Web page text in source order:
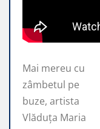
Mai mereu cu
zâmbetul pe
buze, artista
Vlăduța Maria